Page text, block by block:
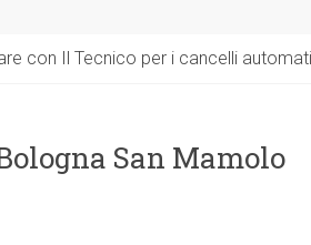
con Il Tecnico per i cancelli
San Mamolo